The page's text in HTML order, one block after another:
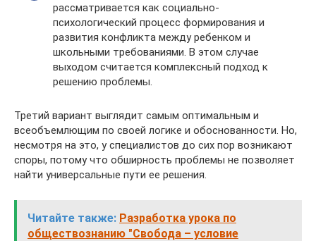
рассматривается как социально-
психологический процесс формирования и
развития конфликта между ребенком и
школьными требованиями. В этом случае
выходом считается комплексный подход к
решению проблемы.
Третий вариант выглядит самым оптимальным и
всеобъемлющим по своей логике и обоснованности. Но,
несмотря на это, у специалистов до сих пор возникают
споры, потому что обширность проблемы не позволяет
найти универсальные пути ее решения.
Читайте также: Разработка урока по
обществознанию "Свобода – условие